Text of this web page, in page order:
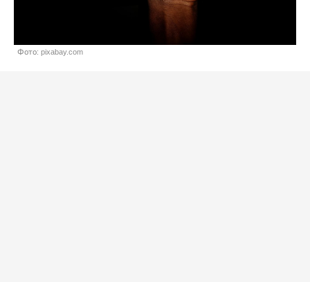
Фото: pixabay.com